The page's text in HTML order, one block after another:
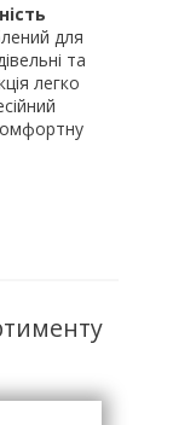
для
та
легко